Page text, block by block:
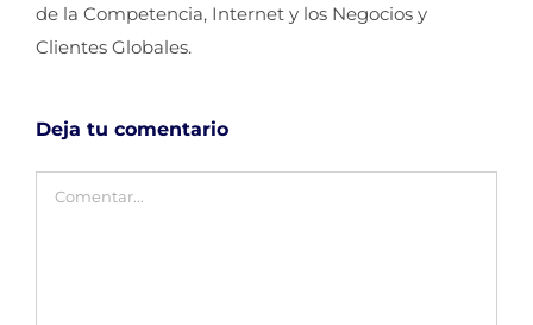
de la Competencia, Internet y los Negocios y
Clientes Globales.
Deja tu comentario
Comentar